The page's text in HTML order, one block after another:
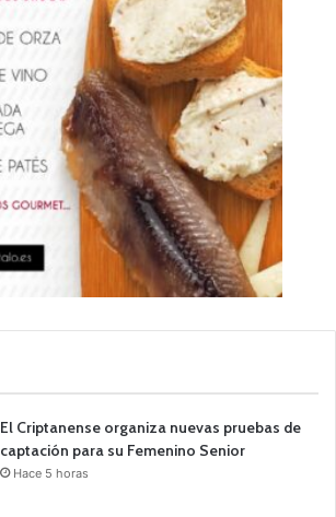
El Criptanense organiza nuevas pruebas de
captación para su Femenino Senior
Hace 5 horas